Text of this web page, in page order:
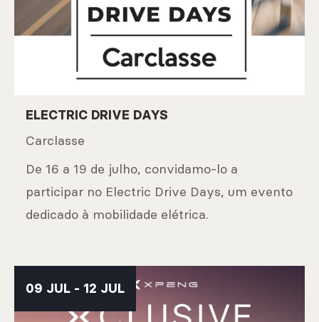
ELECTRIC DRIVE DAYS
Carclasse
De 16 a 19 de julho, convidamo-lo a
participar no Electric Drive Days, um evento
dedicado à mobilidade elétrica.
09 JUL - 12 JUL